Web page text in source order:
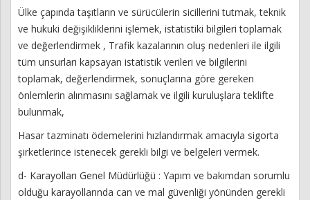
Ülke çapında taşıtların ve sürücülerin sicillerini tutmak, teknik
ve hukuki değişikliklerini işlemek, istatistiki bilgileri toplamak
ve değerlendirmek , Trafik kazalarının oluş nedenleri ile ilgili
tüm unsurları kapsayan istatistik verileri ve bilgilerini
toplamak, değerlendirmek, sonuçlarına göre gereken
önlemlerin alınmasını sağlamak ve ilgili kuruluşlara teklifte
bulunmak,
Hasar tazminatı ödemelerini hızlandırmak amacıyla sigorta
şirketlerince istenecek gerekli bilgi ve belgeleri vermek.
d- Karayolları Genel Müdürlüğü : Yapım ve bakımdan sorumlu
olduğu karayollarında can ve mal güvenliği yönünden gerekli